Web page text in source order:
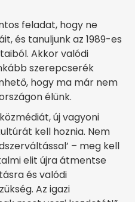
feladat, hogy ne
és tanuljunk az 1989-es
Akkor valódi
szerepcserék
hogy ma már nem
élünk.
új vagyoni
kell hoznia. Nem
– meg kell
elit újra átmentse
és valódi
Az igazi